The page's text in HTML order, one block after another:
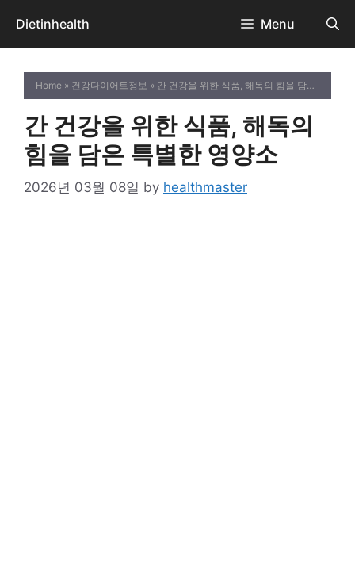
content
Dietinhealth Menu
Home » 건강다이어트정보 » 간 건강을 위한 식품, 해독의 힘을 담은 특별한 영양소
간 건강을 위한 식품, 해독의
힘을 담은 특별한 영양소
2026년 03월 08일 by healthmaster